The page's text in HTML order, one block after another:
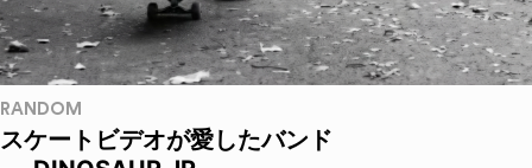
RANDOM
スケートビデオが愛したバンド